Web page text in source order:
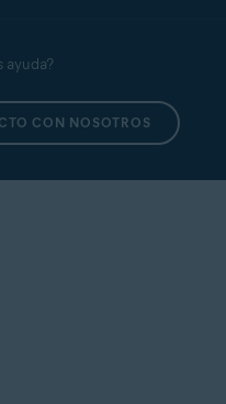
ayuda?
CON NOSOTROS